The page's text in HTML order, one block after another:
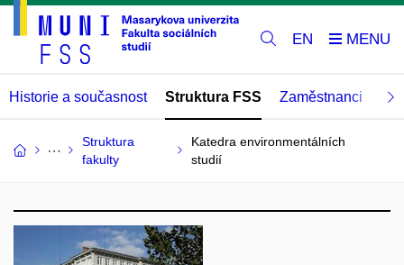
EN
Historie a současnost Struktura FSS Zaměstnanci
Struktura
fakulty
Katedra environmentálních
studií